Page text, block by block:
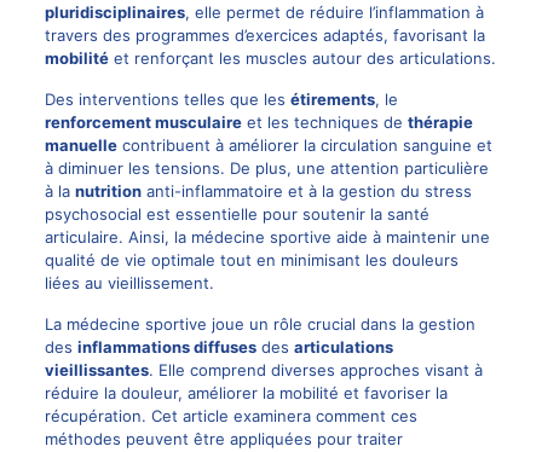
pluridisciplinaires, elle permet de réduire l’inflammation à
travers des programmes d’exercices adaptés, favorisant la
mobilitéet renforçant les muscles autour des articulations.
Des interventions telles que les étirements, le
renforcement musculaireet les techniques de thérapie
manuellecontribuent à améliorer la circulation sanguine et
à diminuer les tensions. De plus, une attention particulière
à la nutritionanti-inflammatoire et à la gestion du stress
psychosocial est essentielle pour soutenir la santé
articulaire. Ainsi, la médecine sportive aide à maintenir une
qualité de vie optimale tout en minimisant les douleurs
liées au vieillissement.
La médecine sportive joue un rôle crucial dans la gestion
des inflammations diffusesdes articulations
vieillissantes. Elle comprend diverses approches visant à
réduire la douleur, améliorer la mobilité et favoriser la
récupération. Cet article examinera comment ces
méthodes peuvent être appliquées pour traiter